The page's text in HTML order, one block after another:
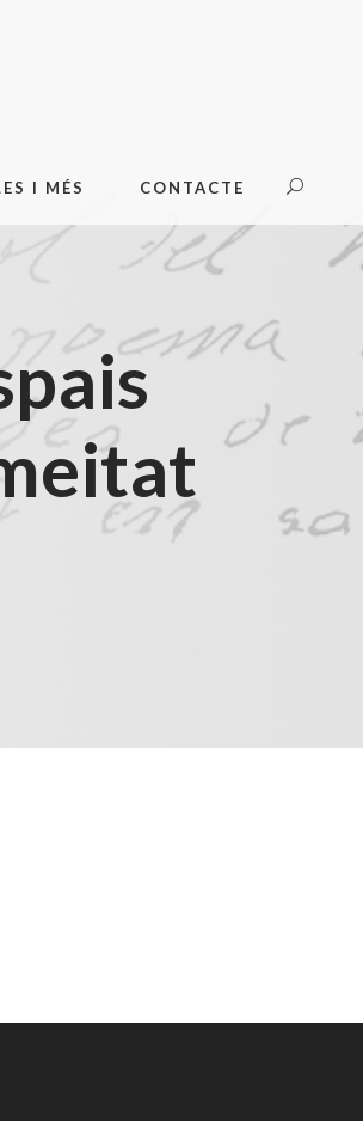
I MÉS CONTACTE